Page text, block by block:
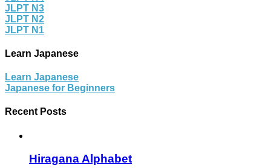
JLPT N3
JLPT N2
JLPT N1
Learn Japanese
Learn Japanese
Japanese for Beginners
Recent Posts
Hiragana Alphabet